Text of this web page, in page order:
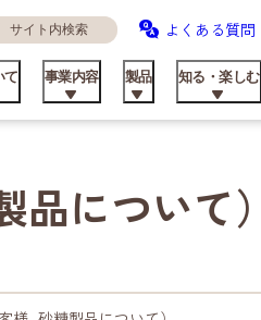
よくある質問
て 事業内容 製品 知る・楽しむ
について）